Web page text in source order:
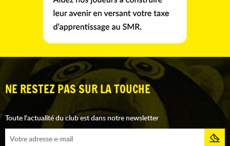
NE RESTEZ PAS SUR LA TOUCHE
Toute l'actualité du club est dans notre newsletter